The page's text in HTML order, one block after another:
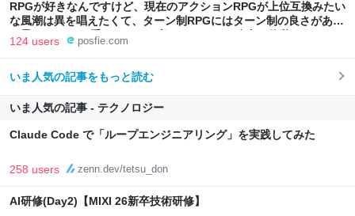
RPGが好きなんですけど、現在のアクションRPGが上位互換みたい
な風潮は異を唱えたくて、ターン制RPGにはターン制の良さがある
と思ってます 一手をじっくり考えられたり、途中で休憩したりでき
るのがターン制の良さじゃないですか もっとターン制を煮詰めて欲
(´・ω・｀)」
124 users posfie.com
いま人気の記事をもっと読む
いま人気の記事 - テクノロジー
Claude Code で「ループエンジニアリング」を実践してみた
258 users zenn.dev/tetsu_don
AI研修(Day2)【MIXI 26新卒技術研修】